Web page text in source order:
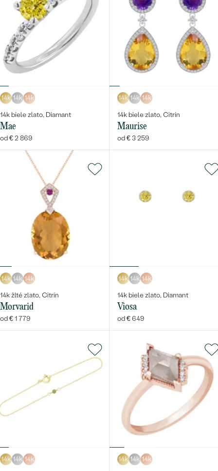
14k 14k 14k
14k biele zlato, Diamant
Mae
od € 2 869
14k 14k 14k
14k biele zlato, Citrín
Maurise
od € 3 259
14k 14k 14k
14k žlté zlato, Citrín
Morvarid
od € 1 779
14k 14k 14k
14k biele zlato, Diamant
Viosa
od € 649
14k 14k 14k 14k 14k 14k